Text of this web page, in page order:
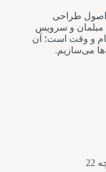
استفاده از اصول طراحی
مبلمان و سرویس‌
و وقت است؛ آن
می‌سازیم.